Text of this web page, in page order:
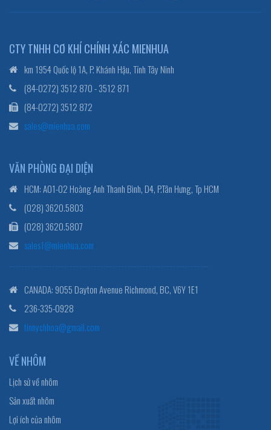
CTY TNHH CƠ KHÍ CHÍNH XÁC MIENHUA
km 1954 Quốc lộ 1A, P. Khánh Hậu, Tỉnh Tây Ninh
(84-0272) 3512 870 - 3512 871
(84-0272) 3512 872
sales@mienhua.com
VĂN PHÒNG ĐẠI DIỆN
HCM: A01-02 Hoàng Anh Thanh Bình, D4, P.Tân Hưng, Tp HCM
(028) 3620.5803
(028) 3620.5807
sales1@mienhua.com
------------------------------------------------------------------
CANADA: 9055 Dayton Avenue Richmond, BC, V6Y 1E1
236-335-0928
tinnychhoa@gmail.com
VỀ NHÔM
Lịch sử về nhôm
Sản xuất nhôm
Lợi ích của nhôm